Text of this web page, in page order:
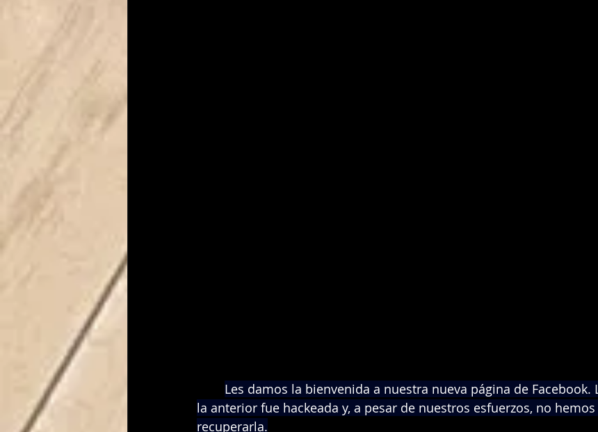
Les damos la bienvenida a nuestra nueva página de Facebook.
la anterior fue hackeada y, a pesar de nuestros esfuerzos, no
recuperarla.